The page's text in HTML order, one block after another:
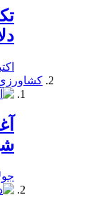
دلار
اکتبر